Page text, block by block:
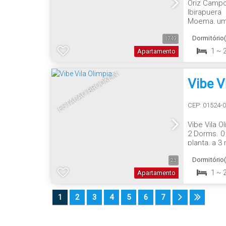
1749
Apartamento 1 ~ 2
Oriz
Ibirapuera
Moema,
ESTAÇÃO BROOKLIN
23
Apartamento
Vibe
CEP: 01524-
1 ~ 2
Vibe Vila
2 Dorms.
planta, a 3
1 2 3 4 5 6 7